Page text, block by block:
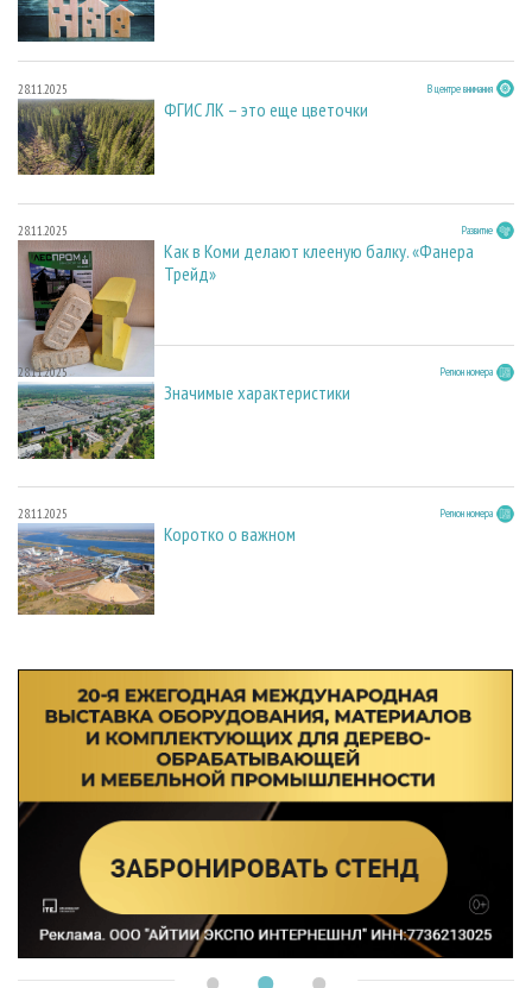
28.11.2025 В центре внимания
ФГИС ЛК – это еще цветочки
28.11.2025 Развитие
Как в Коми делают клееную балку. «Фанера
Трейд»
28.11.2025 Регион номера
Значимые характеристики
28.11.2025 Регион номера
Коротко о важном